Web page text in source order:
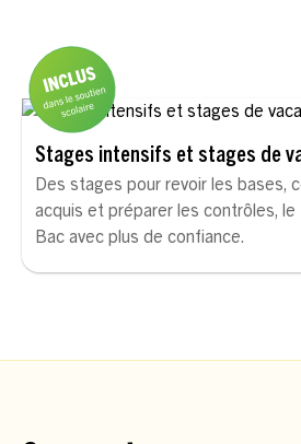
Stages intensifs et stages de
Des stages pour revoir les bases,
acquis et préparer les contrôles, le
Bac avec plus de confiance.